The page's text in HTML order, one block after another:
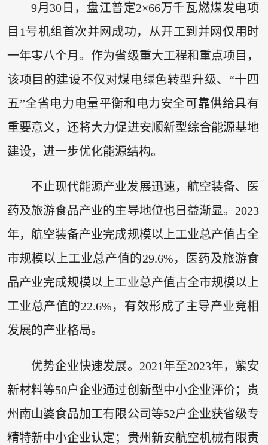
9月30日，盘江普定2×66万千瓦燃煤发电项
目1号机组首次并网成功，从开工到并网仅用时
一年零八个月。作为省级重大工程和重点项目，
该项目的建设不仅对煤电绿色转型升级、“十四
五”全省电力电量平衡和电力安全可靠供给具有
重要意义，还将大力促进安顺新型综合能源基地
建设，进一步优化能源结构。
不止现代能源产业发展迅速，航空装备、医
药及旅游食品产业的主导地位也日益渐显。2023
年，航空装备产业完成规模以上工业总产值占全
市规模以上工业总产值的29.6%，医药及旅游食
品产业完成规模以上工业总产值占全市规模以上
工业总产值的22.6%，有效形成了主导产业竞相
发展的产业格局。
优势企业快速发展。2021年至2023年，紫安
新材料等50户企业通过创新型中小企业评价；贵
州南山婆食品加工有限公司等52户企业获省级专
精特新中小企业认定；贵州新安航空机械有限责